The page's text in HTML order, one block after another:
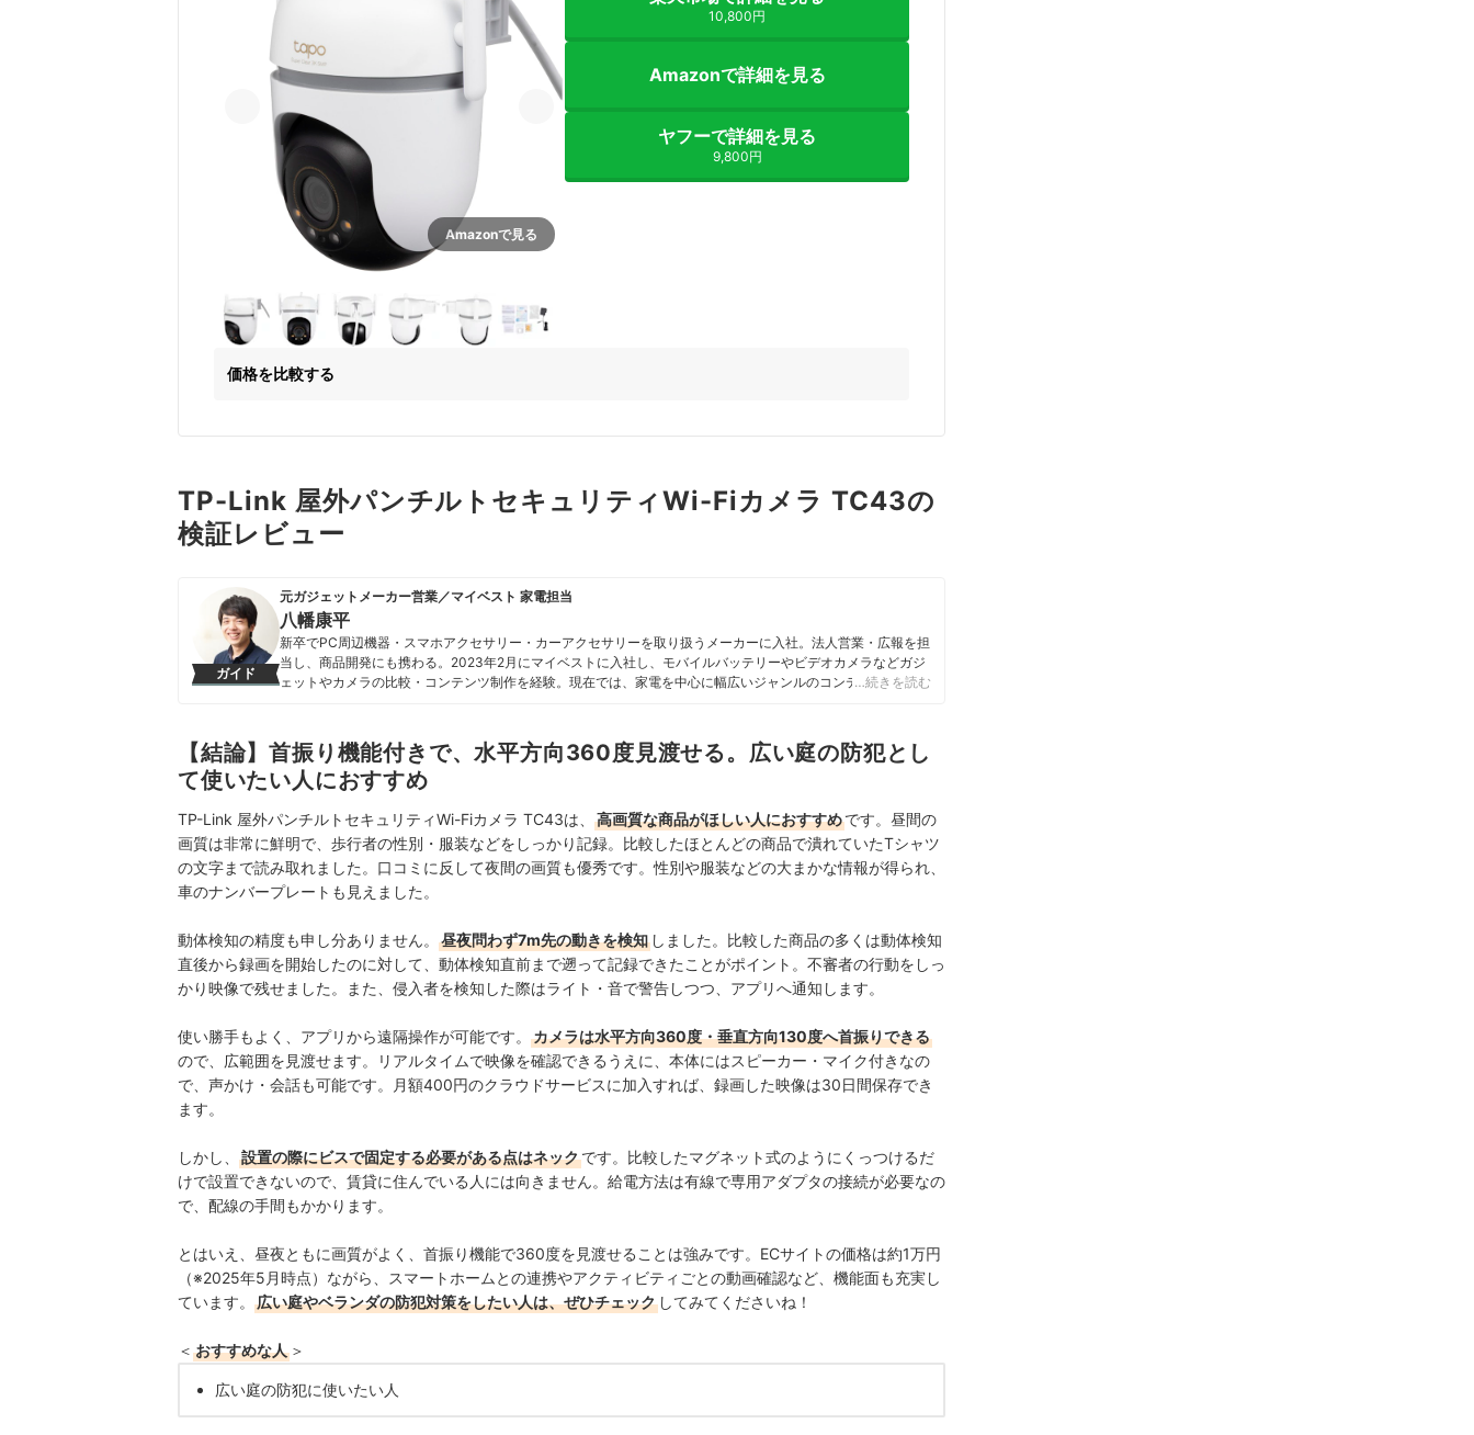
Amazonで見る
10,800円
Amazonで詳細を見る
ヤフーで詳細を見る
9,800円
価格を比較する
TP-Link 屋外パンチルトセキュリティWi-Fiカメラ TC43の
検証レビュー
ガイド
元ガジェットメーカー営業／マイベスト 家電担当
八幡康平
新卒でPC周辺機器・スマホアクセサリー・カーアクセサリーを取り扱うメーカーに入社。法人営業・広報を担
当し、商品開発にも携わる。2023年2月にマイベストに入社し、モバイルバッテリーやビデオカメラなどガジ
ェットやカメラの比較・コンテンツ制作を経験。現在では、家電を中心に幅広いジャンルのコンテンツ制作に
八幡康平のプロフィール
…続きを読む
【結論】首振り機能付きで、水平方向360度見渡せる。広い庭の防犯とし
て使いたい人におすすめ
TP-Link 屋外パンチルトセキュリティWi-Fiカメラ TC43は、 高画質な商品がほしい人におすすめです。昼間の
画質は非常に鮮明で、歩行者の性別・服装などをしっかり記録。比較したほとんどの商品で潰れていたTシャツ
の文字まで読み取れました。口コミに反して夜間の画質も優秀です。性別や服装などの大まかな情報が得られ、
車のナンバープレートも見えました。
動体検知の精度も申し分ありません。 昼夜問わず7m先の動きを検知 しました。比較した商品の多くは動体検知
直後から録画を開始したのに対して、動体検知直前まで遡って記録できたことがポイント。不審者の行動をしっ
かり映像で残せました。また、侵入者を検知した際はライト・音で警告しつつ、アプリへ通知します。
使い勝手もよく、アプリから遠隔操作が可能です。
カメラは水平方向360度・垂直方向130度へ首振りできる
ので、広範囲を見渡せます。リアルタイムで映像を確認できるうえに、本体にはスピーカー・マイク付きなの
で、声かけ・会話も可能です。月額400円のクラウドサービスに加入すれば、録画した映像は30日間保存でき
ます。
しかし、 設置の際にビスで固定する必要がある点はネックです。比較したマグネット式のようにくっつけるだ
けで設置できないので、賃貸に住んでいる人には向きません。給電方法は有線で専用アダプタの接続が必要なの
で、配線の手間もかかります。
とはいえ、昼夜ともに画質がよく、首振り機能で360度を見渡せることは強みです。ECサイトの価格は約1万円
（※2025年5月時点）ながら、スマートホームとの連携やアクティビティごとの動画確認など、機能面も充実し
ています。
広い庭やベランダの防犯対策をしたい人は、ぜひチェック してみてくださいね！
＜ おすすめな人 ＞
広い庭の防犯に使いたい人